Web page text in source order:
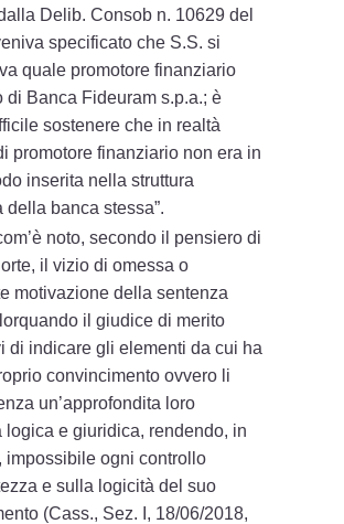
Delib. Consob n. 10629 del
specificato che S.S. si
quale promotore finanziario
di Banca Fideuram s.p.a.; è
sostenere che in realtà
promotore finanziario non era in
inserita nella struttura
della banca stessa”.
noto, secondo il pensiero di
il vizio di omessa o
motivazione della sentenza
il giudice di merito
di indicare gli elementi da cui ha
convincimento ovvero li
un’approfondita loro
logica e giuridica, rendendo, in
impossibile ogni controllo
e sulla logicità del suo
(Cass., Sez. I, 18/06/2018,